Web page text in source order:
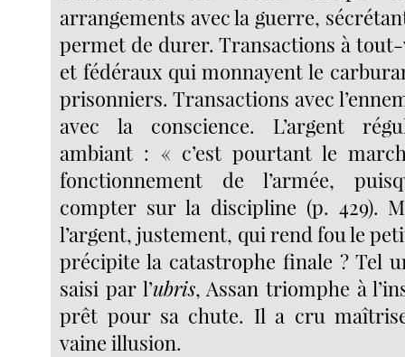
arrangements avec la guerre,
permet de durer. Transactions à
et fédéraux qui monnayent le
prisonniers. Transactions avec
avec la conscience. L’argent
ambiant : « c’est pourtant le
fonctionnement de l’armée,
compter sur la discipline (p. 429).
l’argent, justement, qui rend fou le
précipite la catastrophe finale ? Tel
saisi par l’ubris, Assan triomphe à
prêt pour sa chute. Il a cru
vaine illusion.